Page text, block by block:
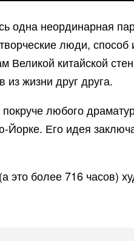
одна неординарная
люди,
Великой китайской
из жизни друг друга.
любого
Йорке. Его идея
это более 716 часов)